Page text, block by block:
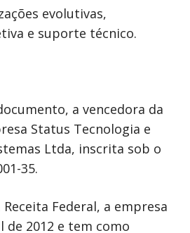
evolutivas,
e suporte técnico.
a vencedora da
Status Tecnologia e
Ltda, inscrita sob o
35.
Federal, a empresa
2012 e tem como